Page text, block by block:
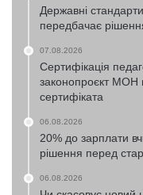
Державні
передбачає
07.08.2026
Сертифікація
законопроєкт МОН
сертифіката
06.08.2026
20% до зарплати
рішення перед
06.08.2026